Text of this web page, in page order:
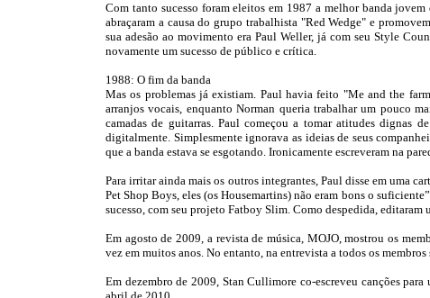
Com tanto sucesso foram eleitos em 1987 a melhor banda
abraçaram a causa do grupo trabalhista "Red Wedge" e
sua adesão ao movimento era Paul Weller, já com seu Style
novamente um sucesso de público e crítica.
1988: O fim da banda
Mas os problemas já existiam. Paul havia feito "Me and the
arranjos vocais, enquanto Norman queria trabalhar um pouco
camadas de guitarras. Paul começou a tomar atitudes dignas
digitalmente. Simplesmente ignorava as ideias de seus
que a banda estava se esgotando. Ironicamente escreveram na
Para irritar ainda mais os outros integrantes, Paul disse em uma
Pet Shop Boys, eles (os Housemartins) não eram bons o
sucesso, com seu projeto Fatboy Slim. Como despedida,
Em agosto de 2009, a revista de música, MOJO, mostrou os
vez em muitos anos. No entanto, na entrevista a todos os
Em dezembro de 2009, Stan Cullimore co-escreveu canções